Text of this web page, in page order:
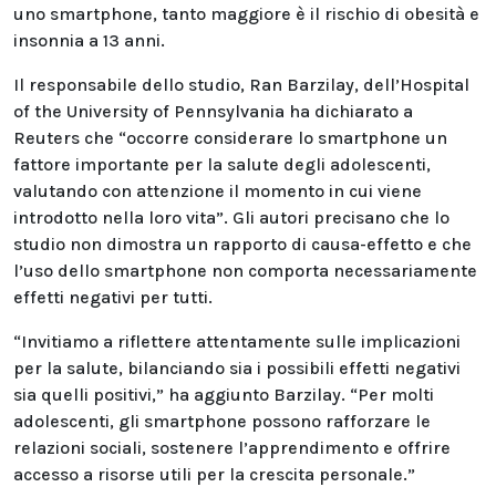
uno smartphone, tanto maggiore è il rischio di obesità e
insonnia a 13 anni.
Il responsabile dello studio, Ran Barzilay, dell’Hospital
of the University of Pennsylvania ha dichiarato a
Reuters che “occorre considerare lo smartphone un
fattore importante per la salute degli adolescenti,
valutando con attenzione il momento in cui viene
introdotto nella loro vita”. Gli autori precisano che lo
studio non dimostra un rapporto di causa-effetto e che
l’uso dello smartphone non comporta necessariamente
effetti negativi per tutti.
“Invitiamo a riflettere attentamente sulle implicazioni
per la salute, bilanciando sia i possibili effetti negativi
sia quelli positivi,” ha aggiunto Barzilay. “Per molti
adolescenti, gli smartphone possono rafforzare le
relazioni sociali, sostenere l’apprendimento e offrire
accesso a risorse utili per la crescita personale.”